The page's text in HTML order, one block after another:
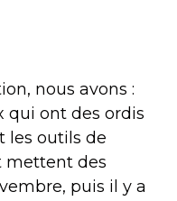
nous avons :
qui ont des ordis
les outils de
mettent des
puis il y a